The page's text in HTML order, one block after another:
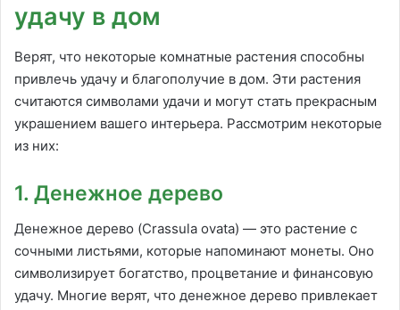
удачу в дом
Верят, что некоторые комнатные растения способны
привлечь удачу и благополучие в дом. Эти растения
считаются символами удачи и могут стать прекрасным
украшением вашего интерьера. Рассмотрим некоторые
из них:
1. Денежное дерево
Денежное дерево (Crassula ovata) — это растение с
сочными листьями, которые напоминают монеты. Оно
символизирует богатство, процветание и финансовую
удачу. Многие верят, что денежное дерево привлекает